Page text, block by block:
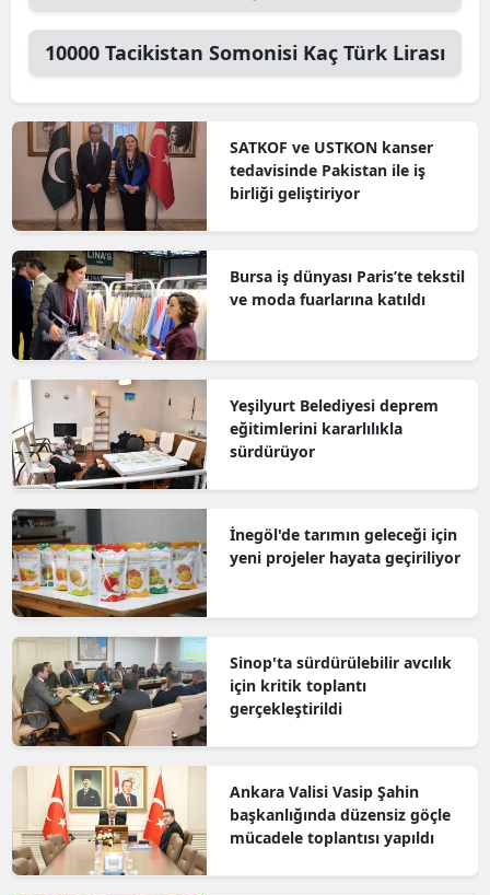
10000 Tacikistan Somonisi Kaç Türk Lirası
SATKOF ve USTKON kanser
tedavisinde Pakistan ile iş
birliği geliştiriyor
Bursa iş dünyası Paris’te tekstil
ve moda fuarlarına katıldı
Yeşilyurt Belediyesi deprem
eğitimlerini kararlılıkla
sürdürüyor
İnegöl'de tarımın geleceği için
yeni projeler hayata geçiriliyor
Sinop'ta sürdürülebilir avcılık
için kritik toplantı
gerçekleştirildi
Ankara Valisi Vasip Şahin
başkanlığında düzensiz göçle
mücadele toplantısı yapıldı